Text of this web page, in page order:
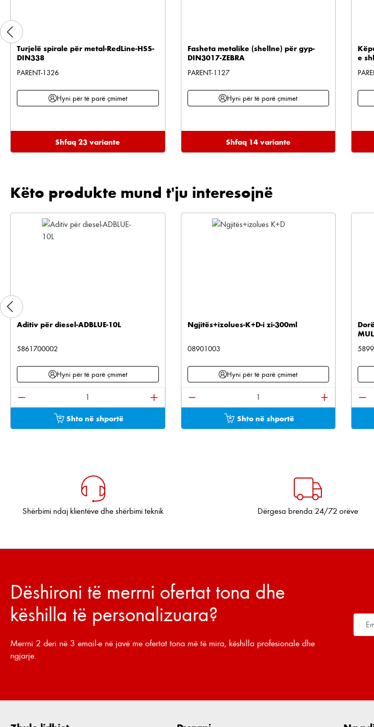
Turjelë spirale për metal-RedLine-HSS-
DIN338
PARENT-1326
Hyni për të parë çmimet
Shfaq 23 variante
Fasheta metalike (shellne) për gyp-
DIN3017-ZEBRA
PARENT-1127
Hyni për të parë çmimet
Shfaq 14 variante
e
Kalo galerinë e produktit
Këto produkte mund t'ju interesojnë
Aditiv për diesel-ADBLUE-10L
5861700002
Hyni për të parë çmimet
Sasia e produktit: Shkruani sasinë e dëshiruar ose përdorni butonat për të rritur
Shto në shportë
Ngjitës+izolues-K+D-i zi-300ml
08901003
Hyni për të parë çmimet
Sasia e produktit: Shkruani sasinë e
Shto në shportë
Shërbimi ndaj klientëve dhe shërbimi teknik Dërgesa brenda 24/72 orëve
Dëshironi të merrni ofertat tona dhe
këshilla të personalizuara?
Merrni 2 deri në 3 email-e në javë me ofertat tona më të mira, këshilla profesionale dhe
ngjarje.